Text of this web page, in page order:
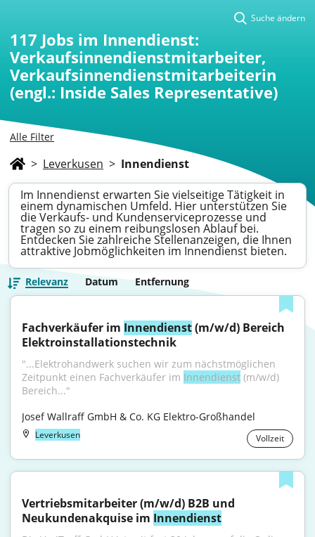
Alle Filter
Suche ändern
117 Jobs im Innendienst:
Verkaufsinnendienstmitarbeiter,
Verkaufsinnendienstmitarbeiterin
(engl.: Inside Sales Representative)
> Leverkusen > Innendienst
Im Innendienst erwarten Sie vielseitige Tätigkeit in
einem dynamischen Umfeld. Hier unterstützen Sie
die Verkaufs- und Kundenserviceprozesse und
tragen so zu einem reibungslosen Ablauf bei.
Entdecken Sie zahlreiche Stellenanzeigen, die Ihnen
attraktive Jobmöglichkeiten im Innendienst bieten.
Relevanz Datum Entfernung
Fachverkäufer im Innendienst (m/w/d) Bereich
Elektroinstallationstechnik
"...Elektrohandwerk suchen wir zum nächstmöglichen
Zeitpunkt einen Fachverkäufer im Innendienst (m/w/d)
Bereich..."
Josef Wallraff GmbH & Co. KG Elektro-Großhandel
Leverkusen Vollzeit
Vertriebsmitarbeiter (m/w/d) B2B und
Neukundenakquise im Innendienst